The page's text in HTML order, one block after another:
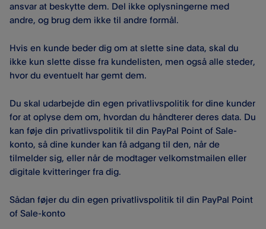
ansvar at beskytte dem. Del ikke oplysningerne med
andre, og brug dem ikke til andre formål.
Hvis en kunde beder dig om at slette sine data, skal du
ikke kun slette disse fra kundelisten, men også alle steder,
hvor du eventuelt har gemt dem.
Du skal udarbejde din egen privatlivspolitik for dine kunder
for at oplyse dem om, hvordan du håndterer deres data. Du
kan føje din privatlivspolitik til din PayPal Point of Sale-
konto, så dine kunder kan få adgang til den, når de
tilmelder sig, eller når de modtager velkomstmailen eller
digitale kvitteringer fra dig.
Sådan føjer du din egen privatlivspolitik til din PayPal Point
of Sale-konto